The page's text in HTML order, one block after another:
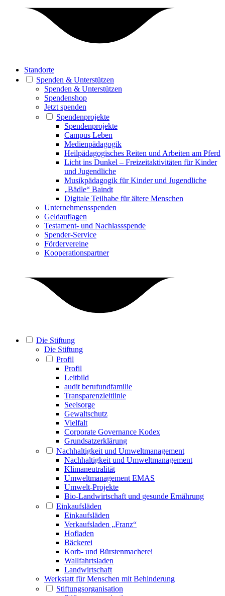
Standorte
Spenden & Unterstützen
Spenden & Unterstützen
Spendenshop
Jetzt spenden
Spendenprojekte
Spendenprojekte
Campus Leben
Medienpädagogik
Heilpädagogisches Reiten und Arbeiten am Pferd
Licht ins Dunkel – Freizeitaktivitäten für Kinder
und Jugendliche
Musikpädagogik für Kinder und Jugendliche
„Bädle“ Baindt
Digitale Teilhabe für ältere Menschen
Unternehmensspenden
Geldauflagen
Testament- und Nachlassspende
Spender-Service
Fördervereine
Kooperationspartner
Die Stiftung
Die Stiftung
Profil
Profil
Leitbild
audit berufundfamilie
Transparenzleitlinie
Seelsorge
Gewaltschutz
Vielfalt
Corporate Governance Kodex
Grundsatzerklärung
Nachhaltigkeit und Umweltmanagement
Nachhaltigkeit und Umweltmanagement
Klimaneutralität
Umweltmanagement EMAS
Umwelt-Projekte
Bio-Landwirtschaft und gesunde Ernährung
Einkaufsläden
Einkaufsläden
Verkaufsladen „Franz“
Hofladen
Bäckerei
Korb- und Bürstenmacherei
Wallfahrtsladen
Landwirtschaft
Werkstatt für Menschen mit Behinderung
Stiftungsorganisation